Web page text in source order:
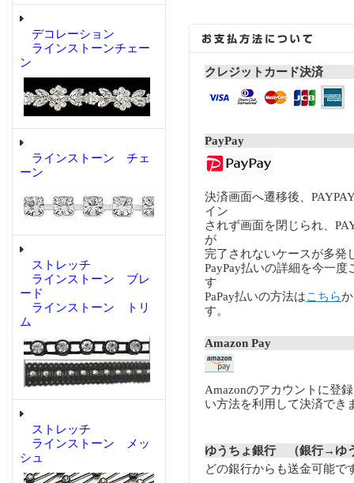
デコレーション
ラインストーンチェー
ン
ラインストーン チェ
ーン
ストレッチ
ラインストーン ブレ
ード
ラインストーン トリ
ム
ストレッチ
ラインストーン メッ
シュ
クレジットカード決済
PayPay
決済画面へ遷移後、
イン
されず画面を閉じられ、
が
完了されないケースが多発
PayPay払いの詳細を今一度
す
PaPay払いの方法はこちら
す。
Amazon Pay
Amazonのアカウントに登
い方法を利用して決済でき
ゆうちょ銀行 （銀行→ゆ
どの銀行からも送金可能で